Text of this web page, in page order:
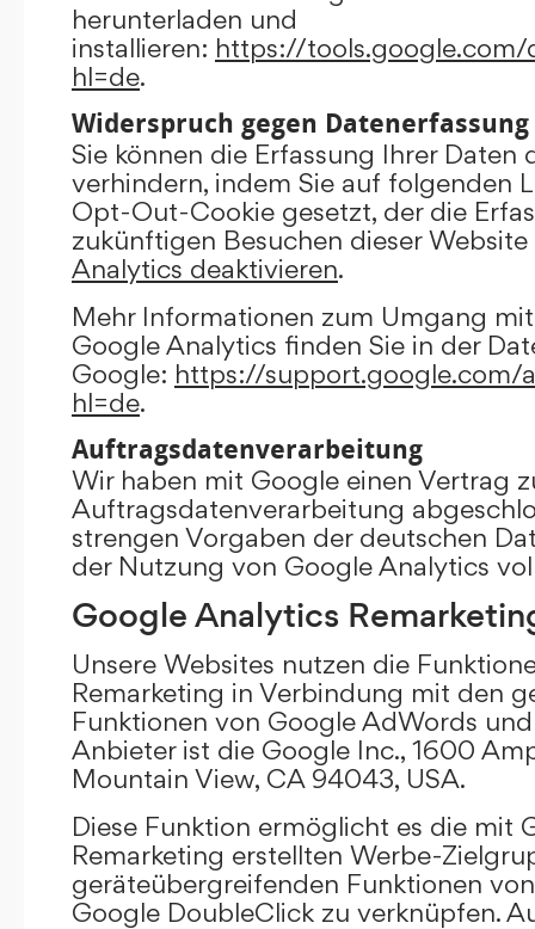
herunterladen und
installieren: https://
hl=de.
Widerspruch gegen Datenerfassung
Sie können die Erfassung Ihrer
verhindern, indem Sie auf folgenden
Opt-Out-Cookie gesetzt, der die
zukünftigen Besuchen dieser
Analytics deaktivieren.
Mehr Informationen zum Umgang
Google Analytics finden Sie in der
Google: https://support.google.com/
hl=de.
Auftragsdatenverarbeitung
Wir haben mit Google einen Vertrag
Auftragsdatenverarbeitung
strengen Vorgaben der deutschen
der Nutzung von Google Analytics
Google Analytics
Unsere Websites nutzen die
Remarketing in Verbindung mit den
Funktionen von Google AdWords
Anbieter ist die Google Inc., 1600
Mountain View, CA 94043, USA.
Diese Funktion ermöglicht es die mit
Remarketing erstellten Werbe-
geräteübergreifenden Funktionen
Google DoubleClick zu verknüpfen.